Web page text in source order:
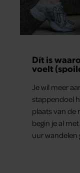
Dít is
voelt
Je wil meer
stappendoel
plaats van de
begin je al
uur wandelen